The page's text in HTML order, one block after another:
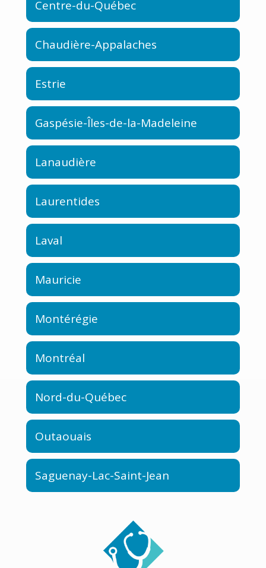
Centre-du-Québec
Chaudière-Appalaches
Estrie
Gaspésie-Îles-de-la-Madeleine
Lanaudière
Laurentides
Laval
Mauricie
Montérégie
Montréal
Nord-du-Québec
Outaouais
Saguenay-Lac-Saint-Jean